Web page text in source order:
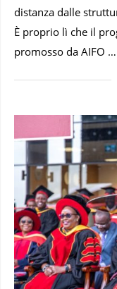
distanza dalle
È proprio lì che il
promosso da AIFO …